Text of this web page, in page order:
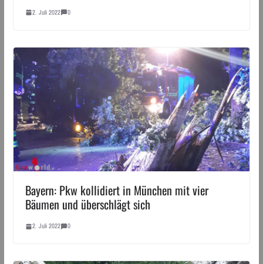
2. Juli 2022 0
Bayern: Pkw kollidiert in München mit vier
Bäumen und überschlägt sich
2. Juli 2022 0